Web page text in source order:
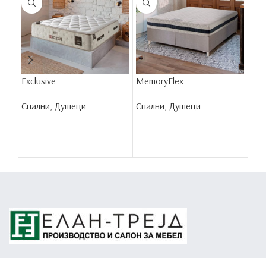
Exclusive
Спални Душеци
MemoryFlex
Спални Душеци